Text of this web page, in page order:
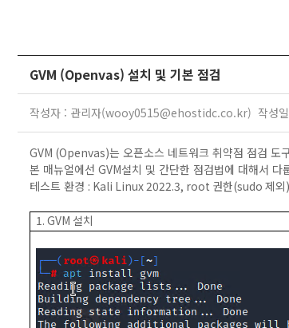
GVM (Openvas) 설치 및 기본 점검
작성자 : 관리자(wooy0515@ehostidc.co.kr) 작성
GVM (Openvas)는 오픈소스 네트워크 취약점 점검 도
본 매뉴얼에선 GVM설치 및 간단한 점검법에 대해서 다
테스트 환경 : Kali Linux 2022.3, root 권한(sudo 제외
1. GVM 설치